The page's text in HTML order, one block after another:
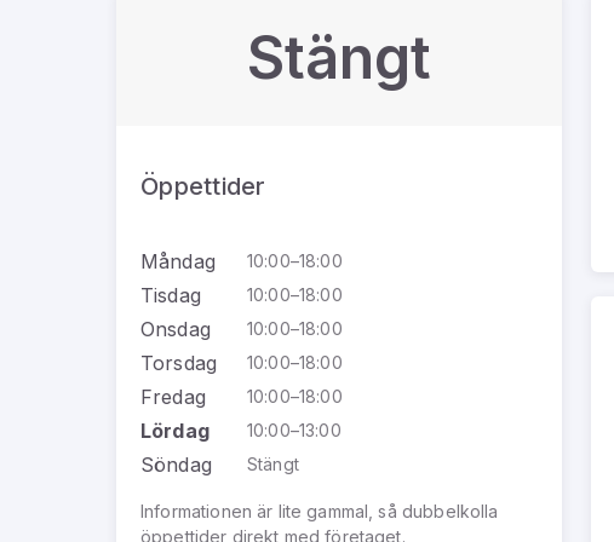
Stängt
Öppettider
Måndag 10:00–18:00
Tisdag 10:00–18:00
Onsdag 10:00–18:00
Torsdag 10:00–18:00
Fredag 10:00–18:00
Lördag 10:00–13:00
Söndag Stängt
Informationen är lite gammal, så dubbelkolla
öppettider direkt med företaget.